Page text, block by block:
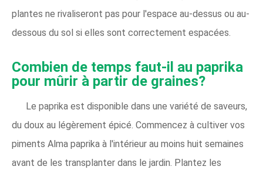
plantes ne rivaliseront pas pour l'espace au-dessus ou au-
dessous du sol si elles sont correctement espacées.
Combien de temps faut-il au paprika
pour mûrir à partir de graines?
Le paprika est disponible dans une variété de saveurs,
du doux au légèrement épicé. Commencez à cultiver vos
piments Alma paprika à l'intérieur au moins huit semaines
avant de les transplanter dans le jardin. Plantez les